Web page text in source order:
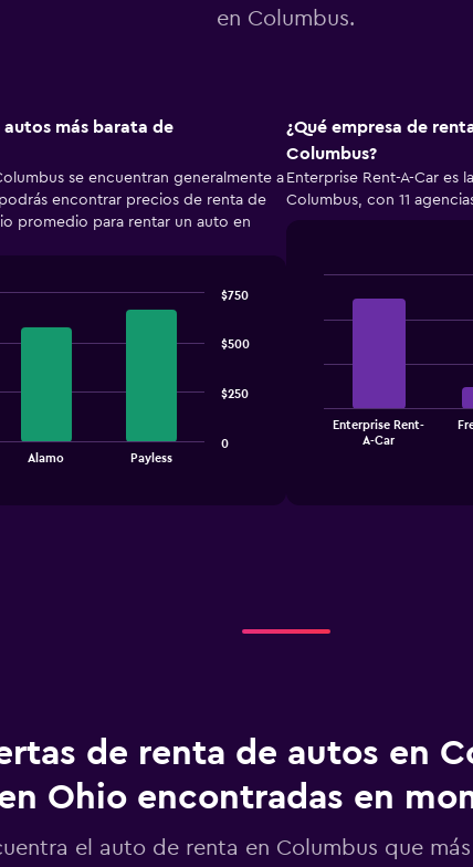
en Columbus.
autos más barata de
se encuentran generalmente a
encontrar precios de renta de
promedio para rentar un auto en
Alamo Payless
0
$250
$500
$750
¿Qué empresa de
Columbus?
Enterprise Rent-A-Car es
Columbus, con 11
bars.
The
chart
axis
displaying
values.
Range:
to
Enterprise Rent-
A-Car
de renta de autos en
Ohio encontradas en
el auto de renta en Columbus que